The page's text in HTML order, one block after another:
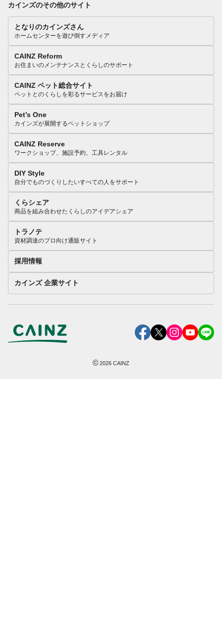
カインズのその他のサイト
となりのカインズさん
ホームセンターを遊び倒すメディア
CAINZ Reform
お住まいのメンテナンスとくらしのサポート
CAINZ ペット総合サイト
ペットとのくらしを彩るサービスをお届け
Pet’s One
カインズが展開するペットショップ
CAINZ Reserve
ワークショップ、施設予約、工具レンタル
DIY Style
自分でものづくりしたいすべての人をサポート
くらシェア
商品を組み合わせたくらしのアイデアシェア
トラノテ
資材調達のプロ向け通販サイト
採用情報
カインズ 企業サイト
©2026 CAINZ